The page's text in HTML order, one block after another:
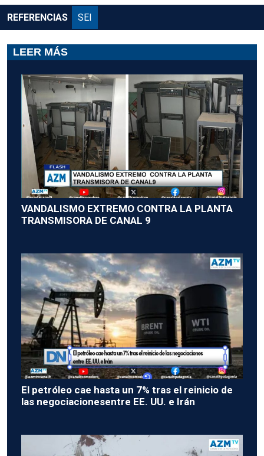
REFERENCIAS SEI
LEER MÁS
VANDALISMO EXTREMO CONTRA LA PLANTA
TRANSMISORA DE CANAL 9
El petróleo cae hasta un 7% tras el reinicio de
las negociacionesentre EE. UU. e Irán